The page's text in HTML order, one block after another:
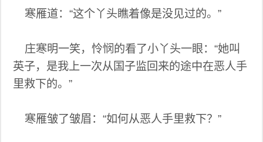
寒雁道：“这个丫头瞧着像是没见过的。”
庄寒明一笑，怜悯的看了小丫头一眼：“她叫
英子，是我上一次从国子监回来的途中在恶人手
里救下的。”
寒雁皱了皱眉：“如何从恶人手里救下？”